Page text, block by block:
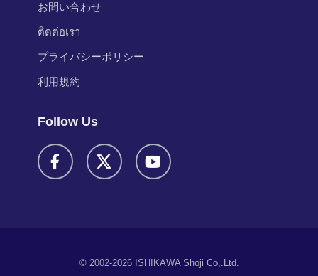
お問い合わせ
ติดต่อเรา
プライバシーポリシー
利用規約
Follow Us
© 2002-2026 ISHIKAWA Shoji Co,.Ltd.